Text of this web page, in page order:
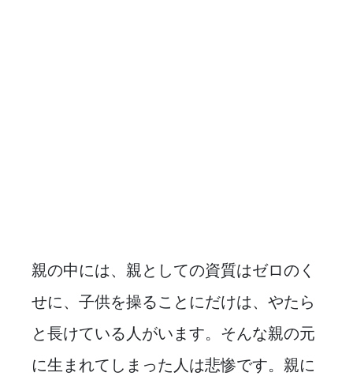
親の中には、親としての資質はゼロのく
せに、子供を操ることにだけは、やたら
と長けている人がいます。そんな親の元
に生まれてしまった人は悲惨です。親に